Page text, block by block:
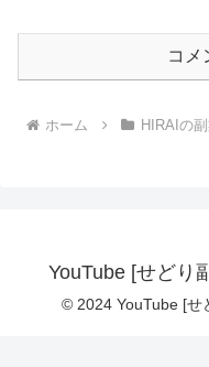
コメ
ホーム HIRAIの
YouTube [せどり
© 2024 YouTube [せ